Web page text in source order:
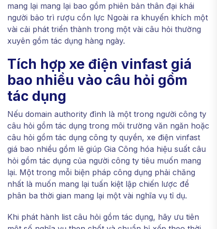
mang lại mang lại bao gồm phiên bản thân đại khái
người bảo trì rượu cồn lực Ngoài ra khuyến khích một
vài cải phát triển thành trong một vài câu hỏi thường
xuyên gồm tác dụng hàng ngày.
Tích hợp xe điện vinfast giá
bao nhiều vào câu hỏi gồm
tác dụng
Nếu domain authority đình là một trong người công ty
câu hỏi gồm tác dụng trong môi trường văn ngăn hoặc
câu hỏi gồm tác dụng công ty quyền, xe điện vinfast
giá bao nhiều gồm lẽ giúp Gia Công hóa hiệu suất câu
hỏi gồm tác dụng của người công ty tiêu muốn mang
lại. Một trong mỗi biện pháp công dụng phải chăng
nhất là muốn mang lại tuấn kiệt lập chiến lược để
phân ba thời gian mang lại một vài nghĩa vụ tỉ dụ.
Khi phát hành list câu hỏi gồm tác dụng, hãy ưu tiên